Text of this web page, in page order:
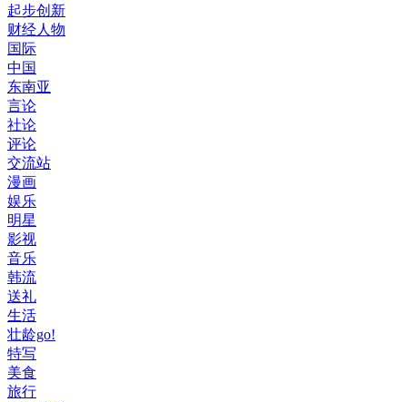
起步创新
财经人物
国际
中国
东南亚
言论
社论
评论
交流站
漫画
娱乐
明星
影视
音乐
韩流
送礼
生活
壮龄go!
特写
美食
旅行